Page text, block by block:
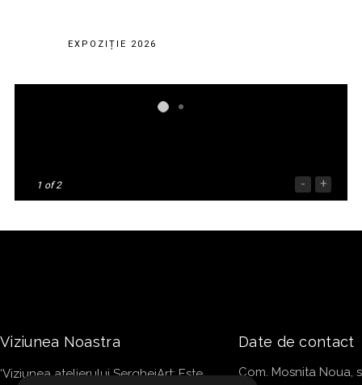
EXPOZIȚIE 2026
1of 2 - +
Viziunea Noastra
‘Viziunea atelierului SergheiArt: Este
Date de contact
Com. Mosnita Noua,